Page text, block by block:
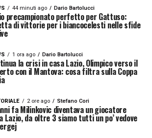
Lazio, in caso di separazione
scegliere se puntare su una
o aprire un ciclo
nuovo. In questo scenario, la
Toppmöller aggiunge un
al valzer delle
NOSTRE TOP NEWS
44 minuti ago Dario Bartolucci
precampionato perfetto per Gattuso:
di vittorie per i biancocelesti nelle sfide
1 ora ago Dario Bartolucci
la crisi in casa Lazio, Olimpico verso il
con il Mantova: cosa filtra sulla Coppa
2 ore ago Stefano Cori
fa Milinkovic diventava un giocatore
Lazio, da oltre 3 siamo tutti un po’ vedove